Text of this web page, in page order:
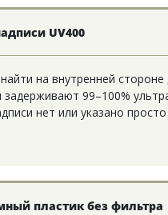
UV400
на внутренней
задерживают 99–100%
нет или указано
пластик без фильтра